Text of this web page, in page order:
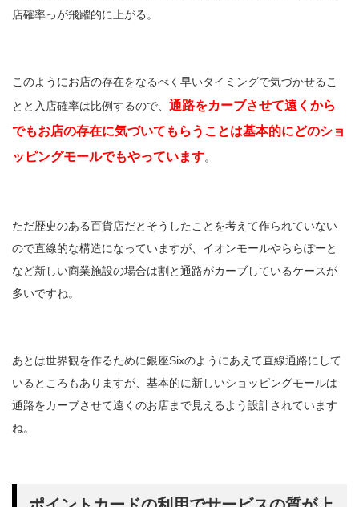
店確率っが飛躍的に上がる。
このようにお店の存在をなるべく早いタイミングで気づかせるこ
とと入店確率は比例するので、 通路をカーブさせて遠くから
でもお店の存在に気づいてもらうことは基本的にどのショ
ッピングモールでもやっています。
ただ歴史のある百貨店だとそうしたことを考えて作られていない
ので直線的な構造になっていますが、イオンモールやららぽーと
など新しい商業施設の場合は割と通路がカーブしているケースが
多いですね。
あとは世界観を作るために銀座Sixのようにあえて直線通路にして
いるところもありますが、基本的に新しいショッピングモールは
通路をカーブさせて遠くのお店まで見えるよう設計されています
ね。